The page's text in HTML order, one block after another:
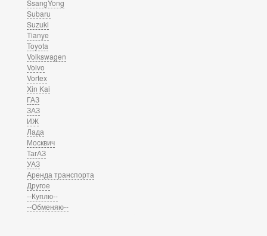
SsangYong
Subaru
Suzuki
Tianye
Toyota
Volkswagen
Volvo
Vortex
Xin Kai
ГАЗ
ЗАЗ
ИЖ
Лада
Москвич
ТагАЗ
УАЗ
Аренда транспорта
Другое
--Куплю--
--Обменяю--